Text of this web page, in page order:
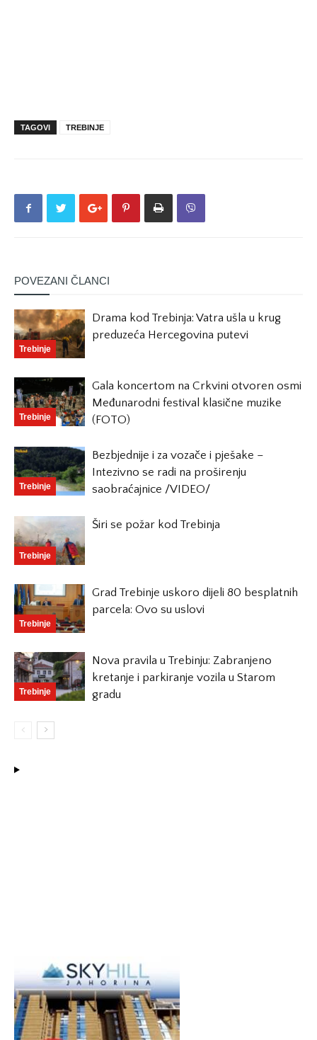
TAGOVI TREBINJE
POVEZANI ČLANCI
Trebinje
Drama kod Trebinja: Vatra ušla u krug
preduzeća Hercegovina putevi
Trebinje
Gala koncertom na Crkvini otvoren osmi
Međunarodni festival klasične muzike
(FOTO)
Trebinje
Bezbjednije i za vozače i pješake –
Intezivno se radi na proširenju
saobraćajnice /VIDEO/
Trebinje
Širi se požar kod Trebinja
Trebinje
Grad Trebinje uskoro dijeli 80 besplatnih
parcela: Ovo su uslovi
Trebinje
Nova pravila u Trebinju: Zabranjeno
kretanje i parkiranje vozila u Starom
gradu